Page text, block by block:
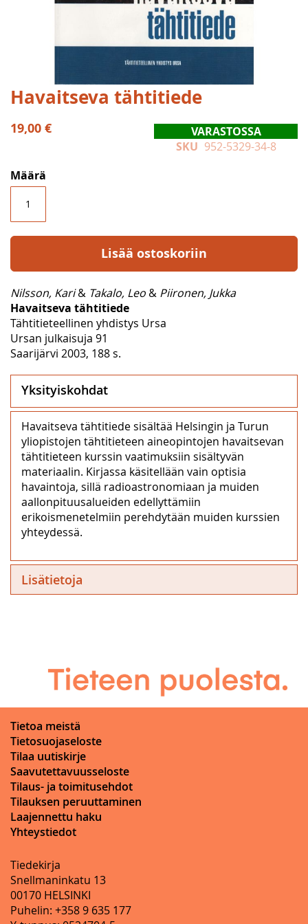
Skip
to
the
beginning
images
gallery
Havaitseva tähtitiede
19,00 €
VARASTOSSA
SKU 952-5329-34-8
Määrä
Lisää ostoskoriin
Nilsson, Kari& Takalo, Leo & Piironen, Jukka
Havaitseva tähtitiede
Tähtitieteellinen yhdistys Ursa
Ursan julkaisuja 91
Saarijärvi 2003, 188 s.
Yksityiskohdat
Havaitseva tähtitiede sisältää Helsingin ja Turun
yliopistojen tähtitieteen aineopintojen havaitsevan
tähtitieteen kurssin vaatimuksiin sisältyvän
materiaalin. Kirjassa käsitellään vain optisia
havaintoja, sillä radioastronomiaan ja muiden
aallonpituusalueiden edellyttämiin
erikoismenetelmiin perehdytään muiden kurssien
yhteydessä.
Lisätietoja
Tietoa meistä
Tietosuojaseloste
Tilaa uutiskirje
Saavutettavuusseloste
Tilaus- ja toimitusehdot
Tilauksen peruuttaminen
Laajennettu haku
Yhteystiedot
Tiedekirja
Snellmaninkatu 13
00170 HELSINKI
Puhelin: +358 9 635 177